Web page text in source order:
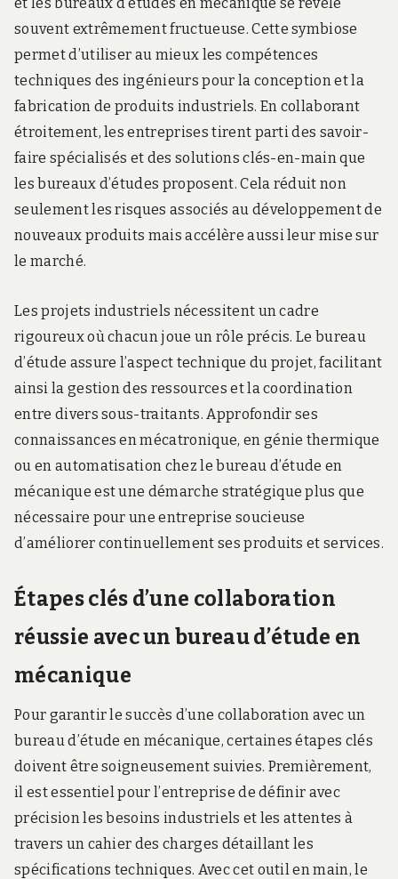
et les bureaux d’études en mécanique se révèle
souvent extrêmement fructueuse. Cette symbiose
permet d’utiliser au mieux les compétences
techniques des ingénieurs pour la conception et la
fabrication de produits industriels. En collaborant
étroitement, les entreprises tirent parti des savoir-
faire spécialisés et des solutions clés-en-main que
les bureaux d’études proposent. Cela réduit non
seulement les risques associés au développement de
nouveaux produits mais accélère aussi leur mise sur
le marché.
Les projets industriels nécessitent un cadre
rigoureux où chacun joue un rôle précis. Le bureau
d’étude assure l’aspect technique du projet, facilitant
ainsi la gestion des ressources et la coordination
entre divers sous-traitants. Approfondir ses
connaissances en mécatronique, en génie thermique
ou en automatisation chez le bureau d’étude en
mécanique est une démarche stratégique plus que
nécessaire pour une entreprise soucieuse
d’améliorer continuellement ses produits et services.
Étapes clés d’une collaboration
réussie avec un bureau d’étude en
mécanique
Pour garantir le succès d’une collaboration avec un
bureau d’étude en mécanique, certaines étapes clés
doivent être soigneusement suivies. Premièrement,
il est essentiel pour l’entreprise de définir avec
précision les besoins industriels et les attentes à
travers un cahier des charges détaillant les
spécifications techniques. Avec cet outil en main, le